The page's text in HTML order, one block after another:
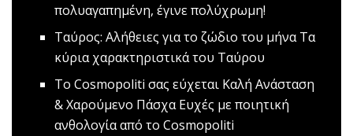
πολυαγαπημένη, έγινε πολύχρωμη!
Ταύρος: Αλήθειες για το ζώδιο του μήναΤα
κύρια χαρακτηριστικά του Ταύρου
Το Cosmopoliti σας εύχεται Kαλή Ανάσταση
& Χαρούμενο ΠάσχαΕυχές με ποιητική
ανθολογία από το Cosmopoliti